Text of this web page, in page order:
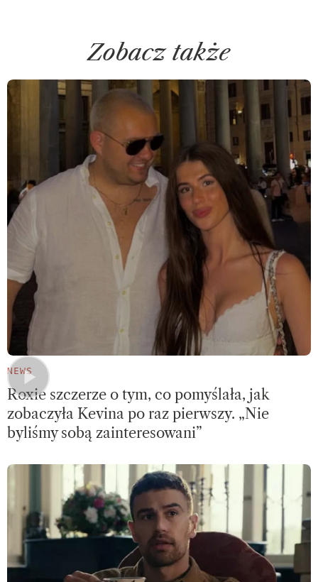
Zobacz także
NEWS
Roxie szczerze o tym, co pomyślała, jak
zobaczyła Kevina po raz pierwszy. „Nie
byliśmy sobą zainteresowani”